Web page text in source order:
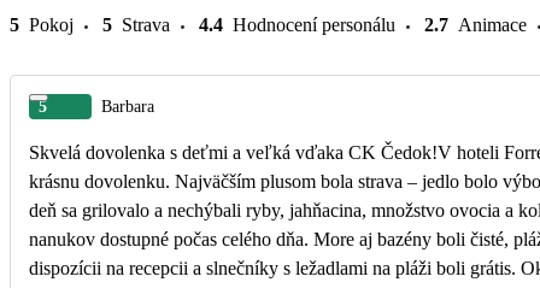
5 Pokoj 5 Strava 4.4 Hodnocení personálu 2.7 Animace
5 Barbara
Skvelá dovolenka s deťmi a veľká vďaka CK Čedok!V hoteli
krásnu dovolenku. Najväčším plusom bola strava – jedlo bolo
deň sa grilovalo a nechýbali ryby, jahňacina, množstvo ovocia a
nanukov dostupné počas celého dňa. More aj bazény boli čisté,
dispozícii na recepcii a slnečníky s ležadlami na pláži boli grátis.